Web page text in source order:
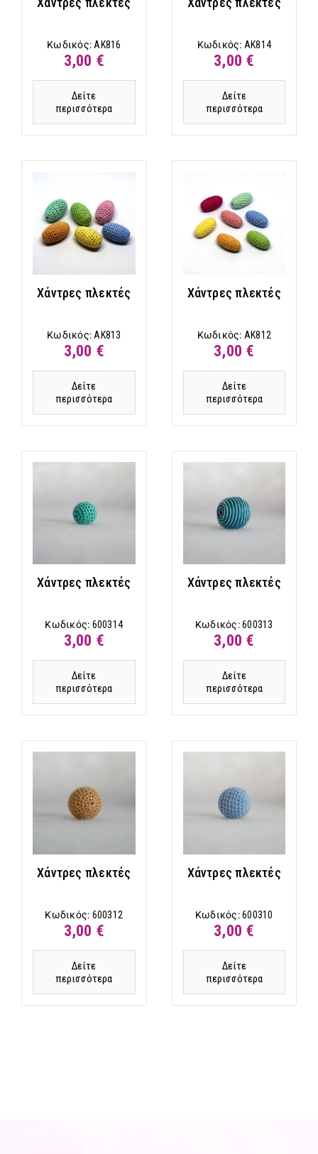
Κωδικός: AK816
3,00 €
Δείτε
περισσότερα
Κωδικός: AK814
3,00 €
Δείτε
περισσότερα
Χάντρες πλεκτές
Κωδικός: AK813
3,00 €
Δείτε
περισσότερα
Χάντρες πλεκτές
Κωδικός: AK812
3,00 €
Δείτε
περισσότερα
Χάντρες πλεκτές
Κωδικός: 600314
3,00 €
Δείτε
περισσότερα
Χάντρες πλεκτές
Κωδικός:600313
3,00 €
Δείτε
περισσότερα
Χάντρες πλεκτές
Κωδικός: 600312
3,00 €
Δείτε
περισσότερα
Χάντρες πλεκτές
Κωδικός:600310
3,00 €
Δείτε
περισσότερα